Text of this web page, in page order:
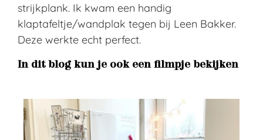
strijkplank. Ik kwam een handig
klaptafeltje/wandplak tegen bij Leen Bakker.
Deze werkte echt perfect.
In dit blog kun je ook een filmpje bekijken